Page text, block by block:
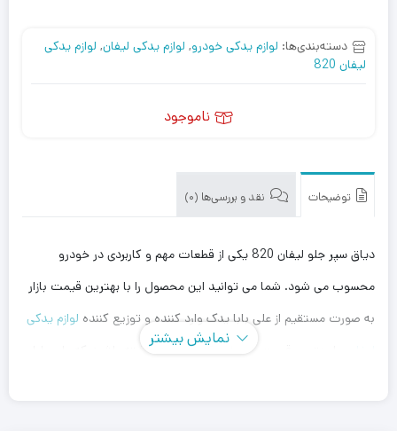
دسته‌بندی‌ها: لوازم یدکی خودرو, لوازم یدکی لیفان, لوازم یدکی
لیفان 820
ناموجود
توضیحات نقد و بررسی‌ها (0)
دیاق سپر جلو لیفان 820 یکی از قطعات مهم و کاربردی در خودرو
محسوب می شود. شما می توانید این محصول را با بهترین قیمت بازار
به صورت مستقیم از علی بابا یدک وارد کننده و توزیع کننده لوازم یدکی
، با بهترین قیمت خریداری کنید. توجه داشته باشید که علی بابا
نمایش بیشتر